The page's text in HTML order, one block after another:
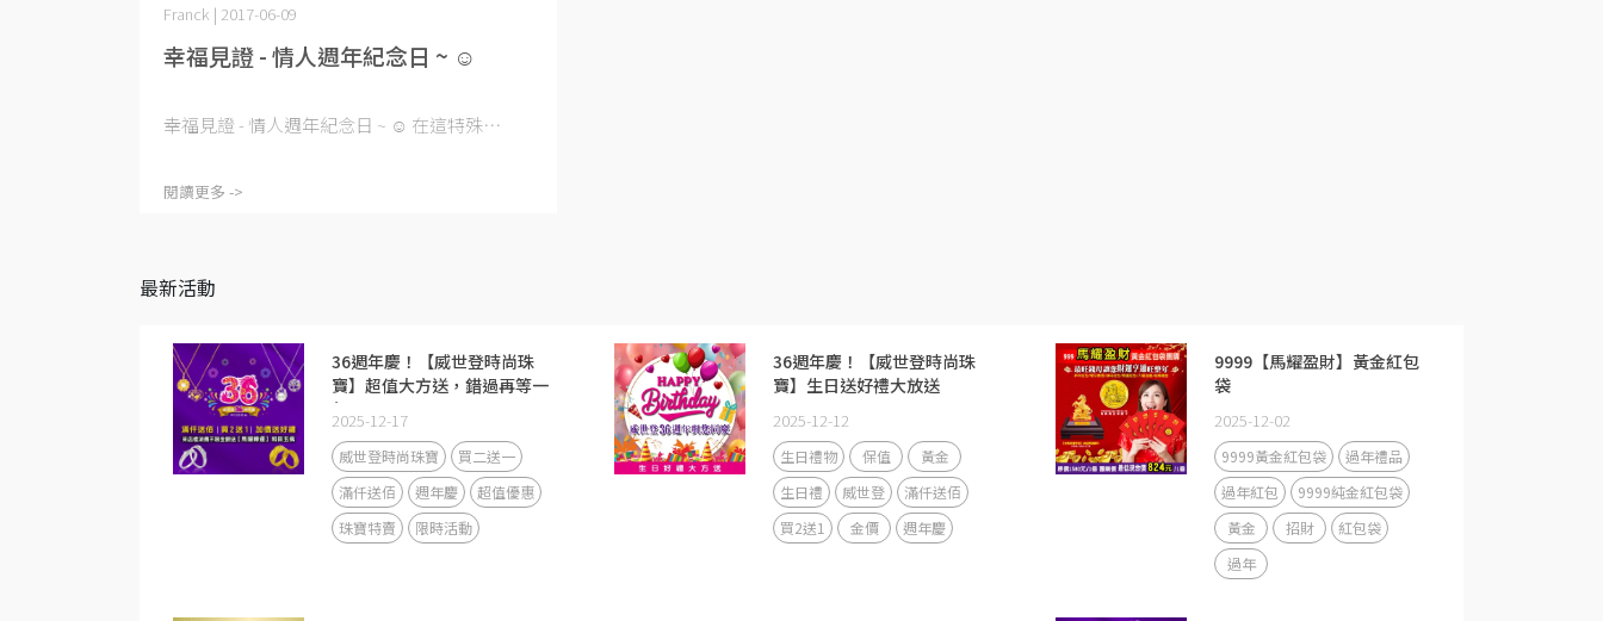
幸福見證 - 情人週年紀念日 ~ ☺
Franck | 2017-06-09
幸福見證 - 情人週年紀念日 ~ ☺ 在這特殊⋯
閱讀更多 ->
最新活動
36週年慶！【威世登時尚珠
寶】超值大方送，錯過再等一
年！
2025-12-17
威世登時尚珠寶
買二送一
滿仟送佰
週年慶
超值優惠
珠寶特賣
限時活動
36週年慶！【威世登時尚珠
寶】生日送好禮大放送
2025-12-12
生日禮物 保值
黃金
生日禮
威世登
滿仟送佰
買2送1
金價 週年慶
9999【馬耀盈財】黃金紅包
袋
2025-12-02
9999黃金紅包袋
過年禮品
過年紅包
9999純金紅包袋
黃金
招財
紅包袋
過年